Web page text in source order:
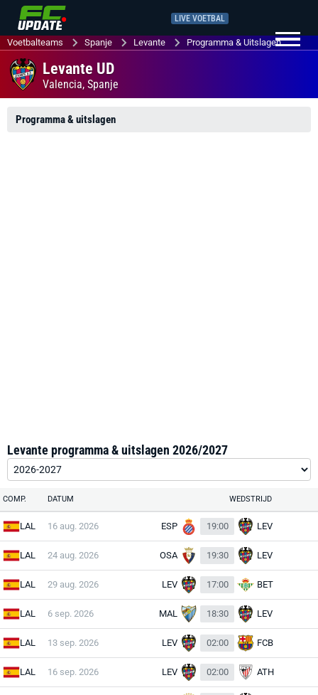
LIVE VOETBAL
Voetbalteams Spanje Levante Programma & Uitslagen
Levante UD
Valencia, Spanje
Programma & uitslagen
Levante programma & uitslagen 2026/2027
COMP. DATUM WEDSTRIJD
LAL 16 aug. 2026 ESP 19:00 LEV
LAL 24 aug. 2026 OSA 19:30 LEV
LAL 29 aug. 2026 LEV 17:00 BET
LAL 6 sep. 2026 MAL 18:30 LEV
LAL 13 sep. 2026 LEV 02:00 FCB
LAL 16 sep. 2026 LEV 02:00 ATH